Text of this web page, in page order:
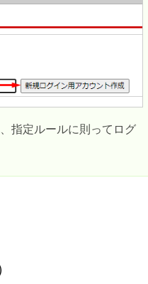
指定ルールに則ってログ